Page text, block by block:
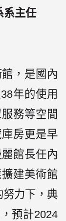
系主任
，是國內
年的使用
務等空間
房更是早
館長任內
建美術館
努力下，典
預計2024